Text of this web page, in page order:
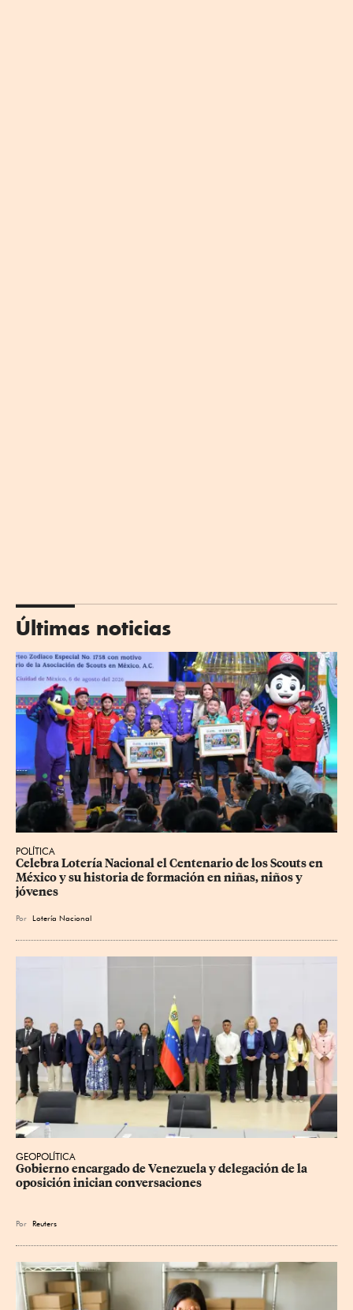
Últimas noticias
POLÍTICA
Celebra Lotería Nacional el Centenario de los Scouts en
México y su historia de formación en niñas, niños y
jóvenes
Por Lotería Nacional
GEOPOLÍTICA
Gobierno encargado de Venezuela y delegación de la
oposición inician conversaciones
Por Reuters